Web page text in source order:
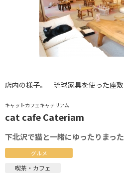
キャットカフェキャテリアム
cat cafe Cateriam
下北沢で猫と一緒にゆったりまっ
グルメ
喫茶・カフェ
店内の様子。 琉球家具を使った座敷